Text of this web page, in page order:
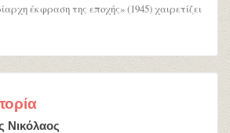
έκφραση της εποχής» (1945) χαιρετίζει
Νικόλαος